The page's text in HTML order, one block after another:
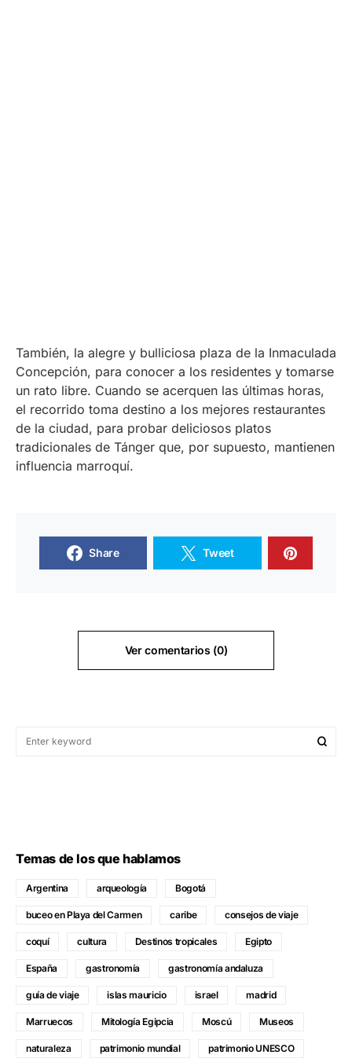
También, la alegre y bulliciosa plaza de la Inmaculada
Concepción, para conocer a los residentes y tomarse
un rato libre. Cuando se acerquen las últimas horas,
el recorrido toma destino a los mejores restaurantes
de la ciudad, para probar deliciosos platos
tradicionales de Tánger que, por supuesto, mantienen
influencia marroquí.
Share Tweet
Ver comentarios (0)
Temas de los que hablamos
Argentina arqueología Bogotá
buceo en Playa del Carmen caribe consejos de viaje
coquí cultura Destinos tropicales Egipto
España gastronomía gastronomía andaluza
guía de viaje islas mauricio israel madrid
Marruecos Mitología Egipcia Moscú Museos
naturaleza patrimonio mundial patrimonio UNESCO